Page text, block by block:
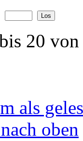
20
als
oben